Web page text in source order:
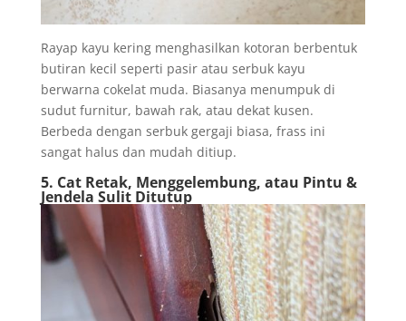
Rayap kayu kering menghasilkan kotoran berbentuk
butiran kecil seperti pasir atau serbuk kayu
berwarna cokelat muda. Biasanya menumpuk di
sudut furnitur, bawah rak, atau dekat kusen.
Berbeda dengan serbuk gergaji biasa, frass ini
sangat halus dan mudah ditiup.
5. Cat Retak, Menggelembung, atau Pintu &
Jendela Sulit Ditutup